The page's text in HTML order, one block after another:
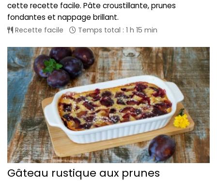
cette recette facile. Pâte croustillante, prunes
fondantes et nappage brillant.
Recette facile Temps total : 1 h 15 min
Gâteau rustique aux prunes